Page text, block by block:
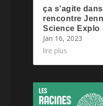
ça s’agite
rencontre
Science Explo
Jan 16, 2023
lire plus